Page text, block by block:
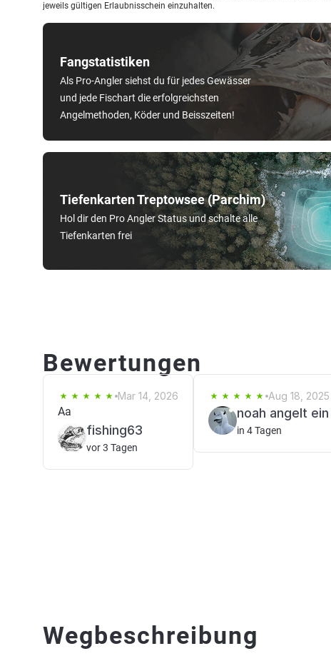
Tiefenkarten Treptowsee (Parchim)
Hol dir den Pro Angler Status und schalte alle
Tiefenkarten frei
Fangstatistiken
Als Pro-Angler siehst du für jedes Gewässer
und jede Fischart die erfolgreichsten
Angelmethoden, Köder und Beisszeiten!
jeweils gültigen Erlaubnisschein einzuhalten.
Bewertungen
Mar 14, 2026
Aa
fishing63
vor 3 Tagen
Aug 18, 2025
noah angelt ein
in 4 Tagen
Wegbeschreibung